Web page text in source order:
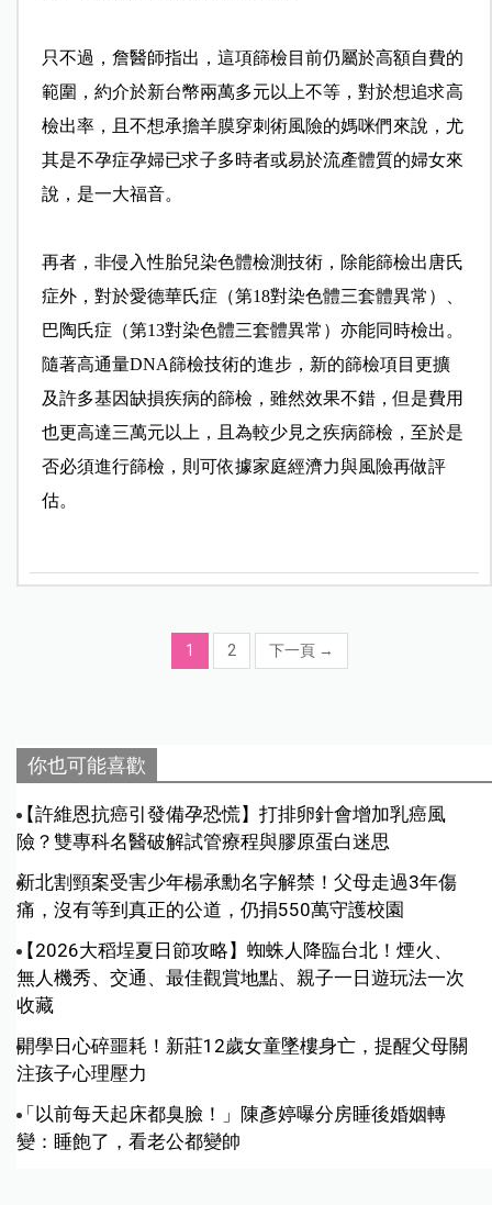
只不過，詹醫師指出，這項篩檢目前仍屬於高額自費的
範圍，約介於新台幣兩萬多元以上不等，對於想追求高
檢出率，且不想承擔羊膜穿刺術風險的媽咪們來說，尤
其是不孕症孕婦已求子多時者或易於流產體質的婦女來
說，是一大福音。
再者，非侵入性胎兒染色體檢測技術，除能篩檢出唐氏
症外，對於愛德華氏症（第18對染色體三套體異常）、
巴陶氏症（第13對染色體三套體異常）亦能同時檢出。
隨著高通量DNA篩檢技術的進步，新的篩檢項目更擴
及許多基因缺損疾病的篩檢，雖然效果不錯，但是費用
也更高達三萬元以上，且為較少見之疾病篩檢，至於是
否必須進行篩檢，則可依據家庭經濟力與風險再做評
估。
1 2 下一頁 →
你也可能喜歡
【許維恩抗癌引發備孕恐慌】打排卵針會增加乳癌風
險？雙專科名醫破解試管療程與膠原蛋白迷思
新北割頸案受害少年楊承勳名字解禁！父母走過3年傷
痛，沒有等到真正的公道，仍捐550萬守護校園
【2026大稻埕夏日節攻略】蜘蛛人降臨台北！煙火、
無人機秀、交通、最佳觀賞地點、親子一日遊玩法一次
收藏
開學日心碎噩耗！新莊12歲女童墜樓身亡，提醒父母關
注孩子心理壓力
「以前每天起床都臭臉！」陳彥婷曝分房睡後婚姻轉
變：睡飽了，看老公都變帥